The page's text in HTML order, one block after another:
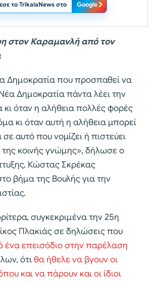
το TrikalaNews στο Google
στον Καραμανλή από τον
Δημοκρατία που προσπαθεί να
Δημοκρατία πάντα λέει την
κι όταν η αλήθεια πολλές φορές
κι όταν αυτή η αλήθεια μπορεί
σε αυτό που νομίζει ή πιστεύει
κοινής γνώμης», δήλωσε ο
Κώστας Σκρέκας
βήμα της Βουλής για την
συγκεκριμένα την 25η
Πλακιάς σε δηλώσεις που
ένα επεισόδιο στην παρέλαση
ότιθα ήθελε να βγουν οι
και να πάρουν και οι ίδιοι